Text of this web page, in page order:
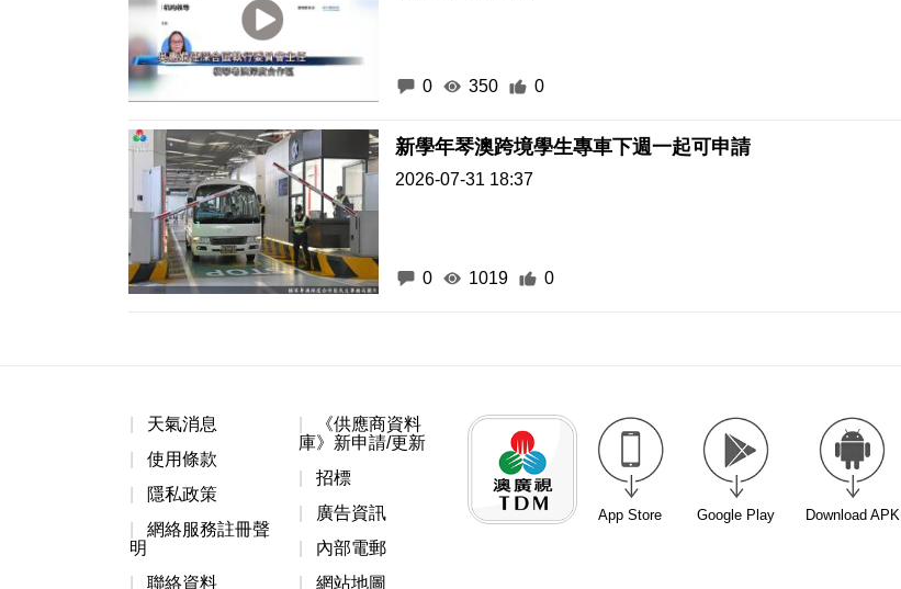
0 350 0
新學年琴澳跨境學生專車下週一起可申請
2026-07-31 18:37
0 1019 0
天氣消息
使用條款
隱私政策
網絡服務註冊聲
明
聯絡資料
《供應商資料
庫》新申請/更新
招標
廣告資訊
內部電郵
網站地圖
App Store Google Play Download APK